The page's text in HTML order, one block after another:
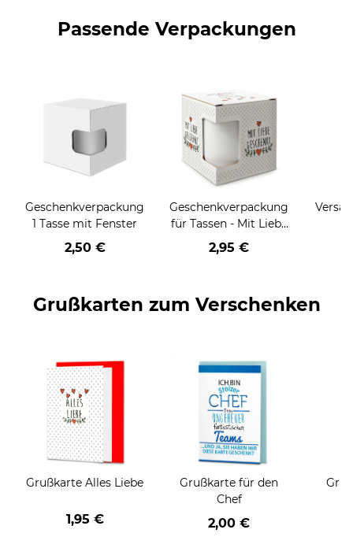
Passende Verpackungen
Geschenkverpackung
1 Tasse mit Fenster
2,50 €
Geschenkverpackung
für Tassen - Mit Liebe
geschenkt
2,95 €
Grußkarten zum Verschenken
Grußkarte Alles Liebe
1,95 €
Grußkarte für den
Chef
2,00 €